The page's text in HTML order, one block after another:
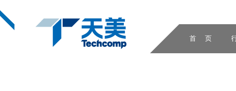
首 页